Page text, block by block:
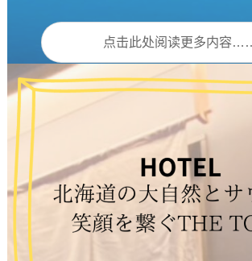
点击此处阅读更多内容